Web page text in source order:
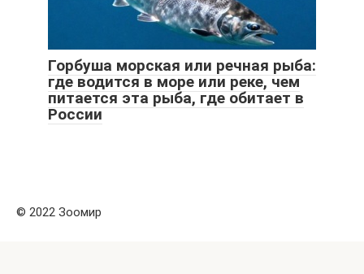
Горбуша морская или речная рыба:
где водится в море или реке, чем
питается эта рыба, где обитает в
России
© 2022 Зоомир